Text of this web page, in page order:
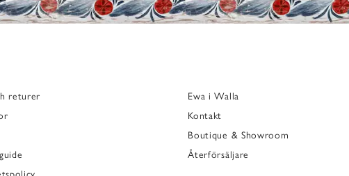
returer
Ewa i Walla
Kontakt
Boutique & Showroom
Återförsäljare